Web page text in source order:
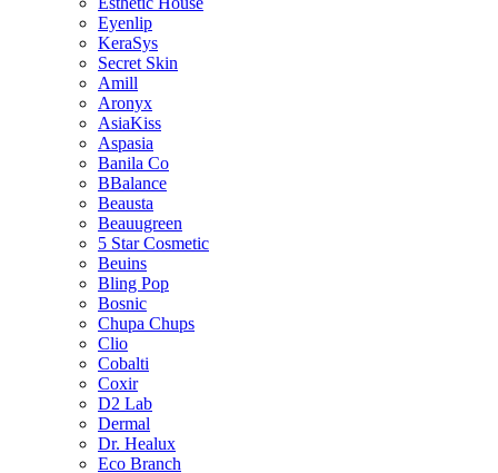
Eyenlip
KeraSys
Secret Skin
Amill
Aronyx
AsiaKiss
Aspasia
Banila Co
BBalance
Beausta
Beauugreen
5 Star Cosmetic
Beuins
Bling Pop
Bosnic
Chupa Chups
Clio
Cobalti
Coxir
D2 Lab
Dermal
Dr. Healux
Eco Branch